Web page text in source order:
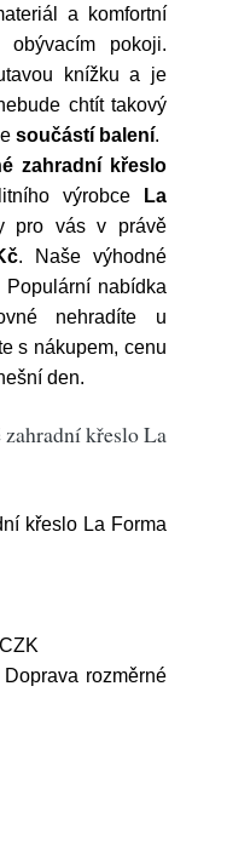
a komfortní
pokoji.
knížku a je
chtít takový
součástí balení.
zahradní křeslo
výrobce
La
pro vás v právě
. Naše výhodné
nabídka
nehradíte u
s nákupem, cenu
den.
křeslo La
křeslo La Forma
Doprava rozměrné